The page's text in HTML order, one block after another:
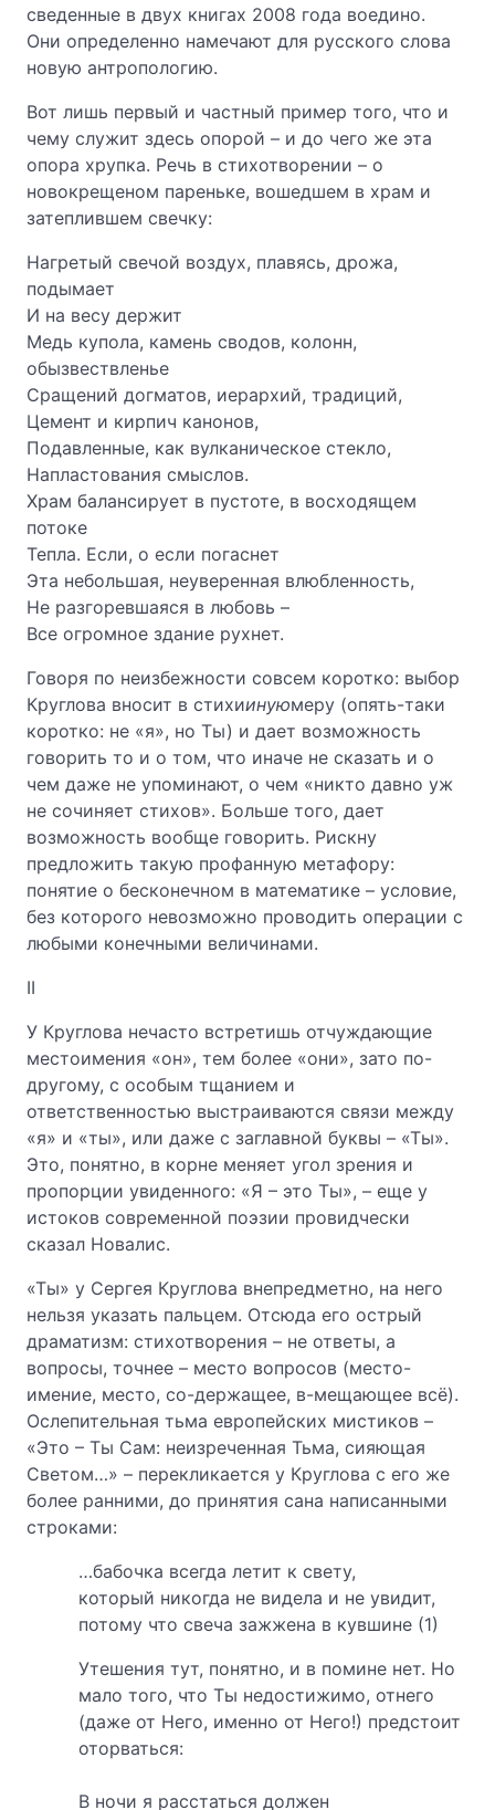
сведенные в двух книгах 2008 года воедино.
Они определенно намечают для русского слова
новую антропологию.
Вот лишь первый и частный пример того, что и
чему служит здесь опорой – и до чего же эта
опора хрупка. Речь в стихотворении – о
новокрещеном пареньке, вошедшем в храм и
затеплившем свечку:
Нагретый свечой воздух, плавясь, дрожа,
подымает
И на весу держит
Медь купола, камень сводов, колонн,
обызвествленье
Сращений догматов, иерархий, традиций,
Цемент и кирпич канонов,
Подавленные, как вулканическое стекло,
Напластования смыслов.
Храм балансирует в пустоте, в восходящем
потоке
Тепла. Если, о если погаснет
Эта небольшая, неуверенная влюбленность,
Не разгоревшаяся в любовь –
Все огромное здание рухнет.
Говоря по неизбежности совсем коротко: выбор
Круглова вносит в стихиинуюмеру (опять-таки
коротко: не «я», но Ты) и дает возможность
говорить то и о том, что иначе не сказать и о
чем даже не упоминают, о чем «никто давно уж
не сочиняет стихов». Больше того, дает
возможность вообще говорить. Рискну
предложить такую профанную метафору:
понятие о бесконечном в математике – условие,
без которого невозможно проводить операции с
любыми конечными величинами.
II
У Круглова нечасто встретишь отчуждающие
местоимения «он», тем более «они», зато по-
другому, с особым тщанием и
ответственностью выстраиваются связи между
«я» и «ты», или даже с заглавной буквы – «Ты».
Это, понятно, в корне меняет угол зрения и
пропорции увиденного: «Я – это Ты», – еще у
истоков современной поэзии провидчески
сказал Новалис.
«Ты» у Сергея Круглова внепредметно, на него
нельзя указать пальцем. Отсюда его острый
драматизм: стихотворения – не ответы, а
вопросы, точнее – место вопросов (место-
имение, место, со-держащее, в-мещающее всё).
Ослепительная тьма европейских мистиков –
«Это – Ты Сам: неизреченная Тьма, сияющая
Светом…» – перекликается у Круглова с его же
более ранними, до принятия сана написанными
строками:
…бабочка всегда летит к свету,
который никогда не видела и не увидит,
потому что свеча зажжена в кувшине (1)
Утешения тут, понятно, и в помине нет. Но
мало того, что Ты недостижимо, отнего
(даже от Него, именно от Него!) предстоит
оторваться:
В ночи я расстаться должен